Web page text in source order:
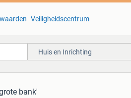
Veiligheidscentrum
Huis en Inrichting
bank'